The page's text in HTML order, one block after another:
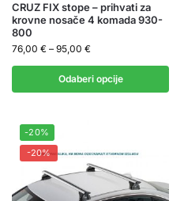
CRUZ FIX stope – prihvati za
krovne nosače 4 komada 930-
800
76,00 € – 95,00 €
Odaberi opcije
-20%
-20%